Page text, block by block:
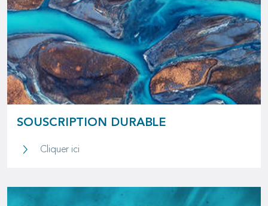
SOUSCRIPTION DURABLE
Cliquer iciSouscription durable